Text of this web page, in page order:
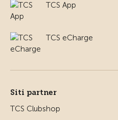
TCS App
TCS eCharge
Siti partner
TCS Clubshop